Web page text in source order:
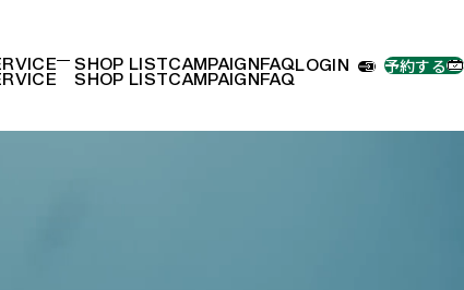
ィコーティング
リフレッシュ
SHOP LIST
SHOP LIST
CAMPAIGN
CAMPAIGN
FAQ
FAQ
LOGIN 予約する